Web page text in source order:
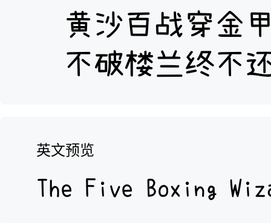
英文预览